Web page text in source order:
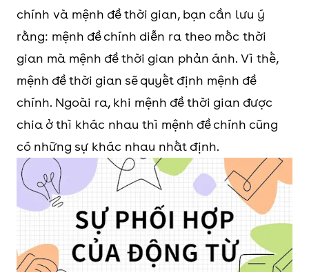
chính và mệnh đề thời gian, bạn cần lưu ý
rằng: mệnh đề chính diễn ra theo mốc thời
gian mà mệnh đề thời gian phản ánh. Vì thế,
mệnh đề thời gian sẽ quyết định mệnh đề
chính. Ngoài ra, khi mệnh đề thời gian được
chia ở thì khác nhau thì mệnh đề chính cũng
có những sự khác nhau nhất định.